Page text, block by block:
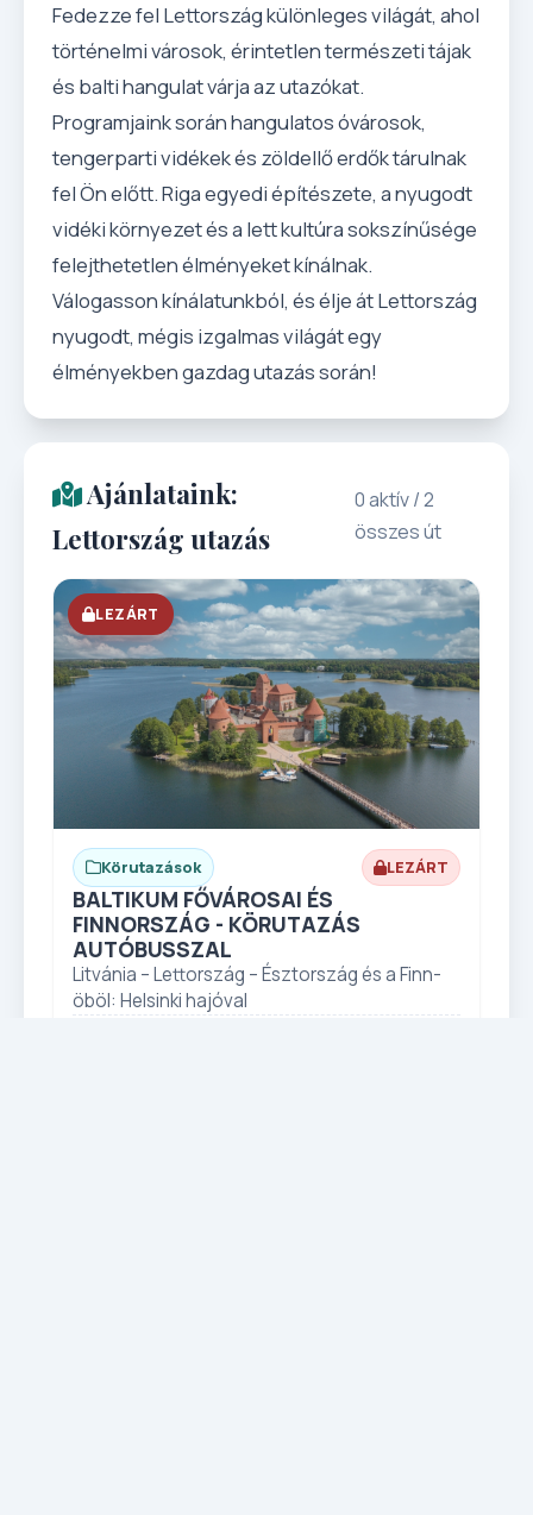
Fedezze fel Lettország különleges világát, ahol
történelmi városok, érintetlen természeti tájak
és balti hangulat várja az utazókat.
Programjaink során hangulatos óvárosok,
tengerparti vidékek és zöldellő erdők tárulnak
fel Ön előtt. Riga egyedi építészete, a nyugodt
vidéki környezet és a lett kultúra sokszínűsége
felejthetetlen élményeket kínálnak.
Válogasson kínálatunkból, és élje át Lettország
nyugodt, mégis izgalmas világát egy
élményekben gazdag utazás során!
Ajánlataink:
Lettország utazás
0 aktív / 2
összes út
LEZÁRT
Körutazások LEZÁRT
BALTIKUM FŐVÁROSAI ÉS
FINNORSZÁG - KÖRUTAZÁS
AUTÓBUSSZAL
Litvánia – Lettország – Észtország és a Finn-
öböl: Helsinki hajóval